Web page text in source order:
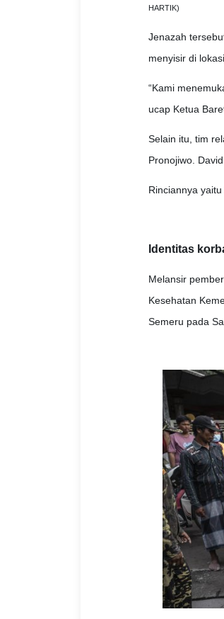
HARTIK)
Jenazah
menyisir di
“Kami
ucap Ketua
Selain itu, tim
Pronojiwo.
Rinciannya
Identitas
Melansir
Kesehatan
Semeru pada